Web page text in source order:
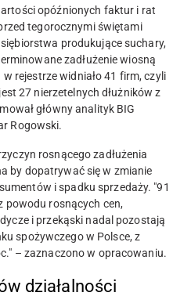
opóźnionych faktur i rat
tegorocznymi świętami
produkujące suchary,
zadłużenie wiosną
w rejestrze widniało 41 firm, czyli
27 nierzetelnych dłużników z
główny analityk BIG
Rogowski.
rosnącego zadłużenia
by dopatrywać się w zmianie
i spadku sprzedaży. "91
powodu rosnących cen,
i przekąski nadal pozostają
spożywczego w Polsce, z
– zaznaczono w opracowaniu.
działalności